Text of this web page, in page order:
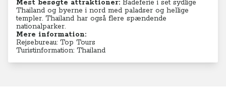
Mest besøgte attraktioner: Badeferie i set sydlige
Thailand og byerne i nord med paladser og hellige
templer. Thailand har også flere spændende
nationalparker.
Mere information:
Rejsebureau: Top Tours
Turistinformation: Thailand